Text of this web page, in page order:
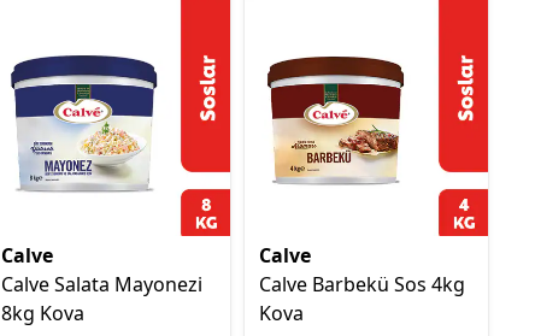
Calve
Calve Salata Mayonezi
8kg Kova
Calve
Calve Barbekü Sos 4kg
Kova